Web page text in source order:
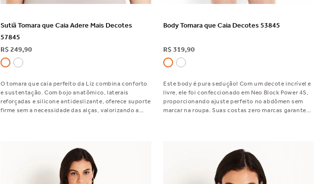
Sutiã Tomara que Caia Adere Mais Decotes
57845
R$ 249,90
O tomara que caia perfeito da Liz combina conforto
e sustentação. Com bojo anatômico, laterais
reforçadas e silicone antideslizante, oferece suporte
firme sem a necessidade das alças, valorizando a
Body Tomara que Caia Decotes 53845
R$ 319,90
Este body é pura sedução! Com um decote incrível e
livre, ele foi confeccionado em Neo Block Power 4S,
proporcionando ajuste perfeito no abdômen sem
marcar na roupa. Suas costas zero marcas garantem